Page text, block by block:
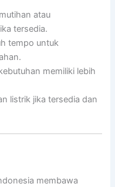
atau
tersedia.
tempo untuk
memiliki lebih
listrik jika tersedia dan
membawa